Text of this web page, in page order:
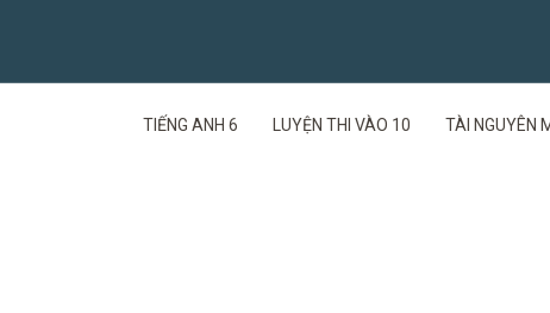
TIẾNG ANH 6 LUYỆN THI VÀO 10 TÀI NGUYÊN